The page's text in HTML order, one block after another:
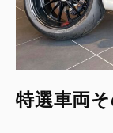
特選車両